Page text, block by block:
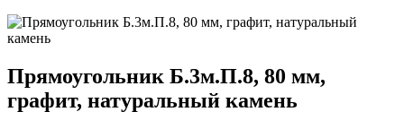
Прямоугольник Б.3м.П.8, 80 мм,
графит, натуральный камень